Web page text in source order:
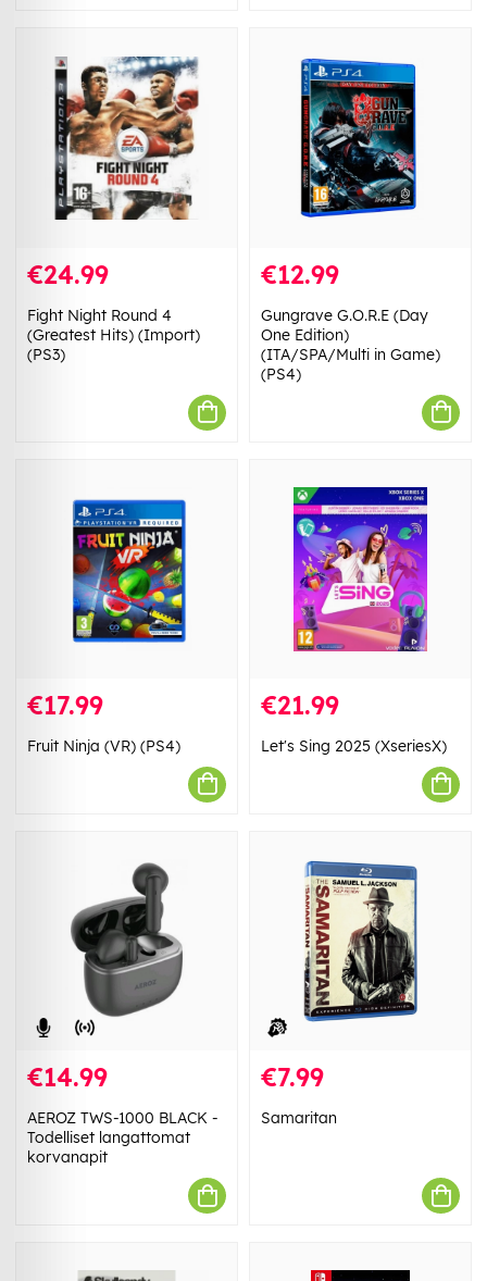
€24.99
Fight Night Round 4
(Greatest Hits) (Import)
(PS3)
€12.99
Gungrave G.O.R.E (Day
One Edition)
(ITA/SPA/Multi in Game)
(PS4)
€17.99
Fruit Ninja (VR) (PS4)
€21.99
Let's Sing 2025 (XseriesX)
€14.99
AEROZ TWS-1000 BLACK -
Todelliset langattomat
korvanapit
€7.99
Samaritan